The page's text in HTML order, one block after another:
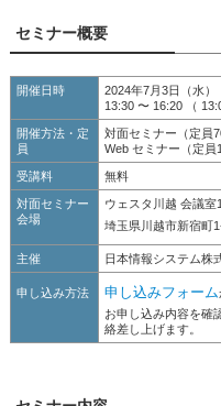
セミナー概要
開催日時
2024年7月3日（水）
13:30 〜 16:20 （
開催方法・定
員
対面セミナー（定員
Web セミナー（定員
受講料 無料
対面セミナー
会場
ウェスタ川越 会議室1
埼玉県川越市新宿町
主催 日本情報システム株
申し込み方法 申し込みフォーム
お申し込み内容を確
絡差し上げます。